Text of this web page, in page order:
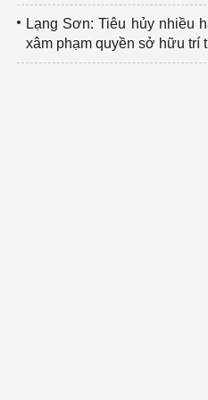
Lạng Sơn: Tiêu hủy nhiều
xâm phạm quyền sở hữu trí